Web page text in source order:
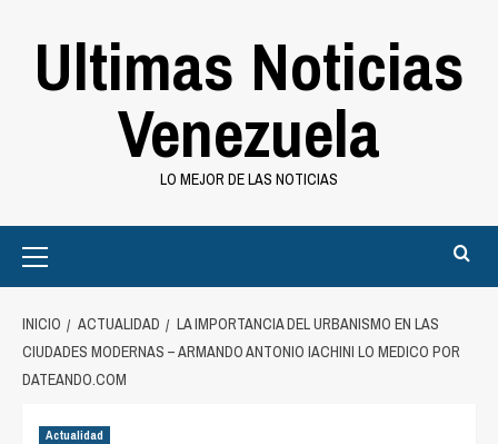
Ultimas Noticias
Venezuela
LO MEJOR DE LAS NOTICIAS
Menu
INICIO ACTUALIDAD
LA IMPORTANCIA DEL URBANISMO EN LAS
CIUDADES MODERNAS – ARMANDO ANTONIO IACHINI LO MEDICO POR
DATEANDO.COM
Actualidad